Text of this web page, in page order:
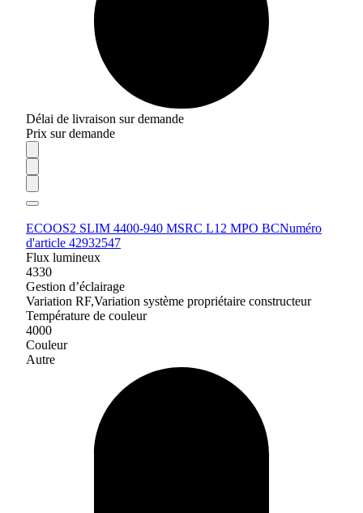
Délai de livraison sur demande
Prix sur demande
ECOOS2 SLIM 4400-940 MSRC L12 MPO BCNuméro
d'article 42932547
Flux lumineux
4330
Gestion d’éclairage
Variation RF,Variation système propriétaire constructeur
Température de couleur
4000
Couleur
Autre